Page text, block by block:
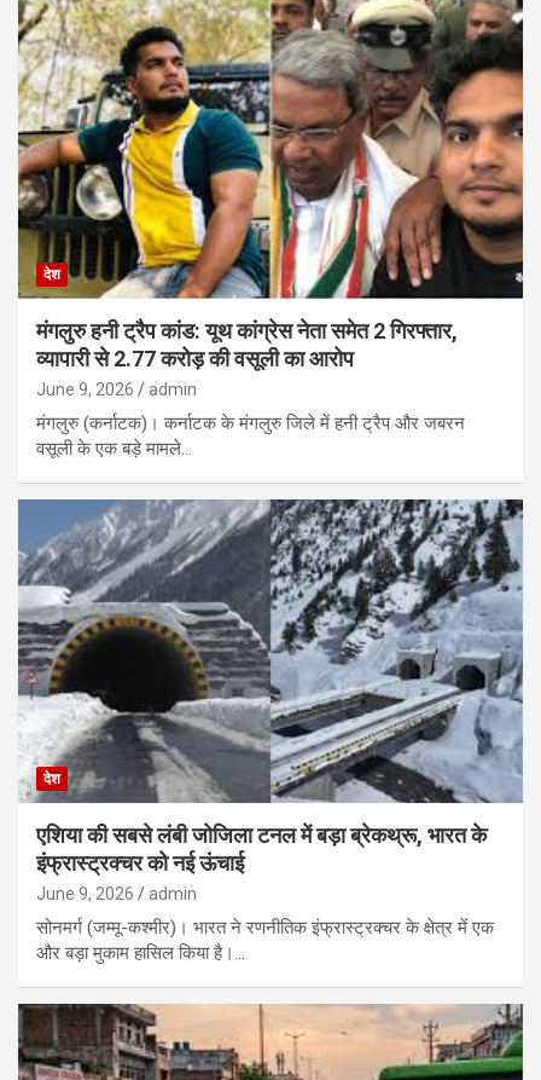
देश
मंगलुरु हनी ट्रैप कांड: यूथ कांग्रेस नेता समेत 2 गिरफ्तार,
व्यापारी से 2.77 करोड़ की वसूली का आरोप
June 9, 2026 admin
मंगलुरु (कर्नाटक)। कर्नाटक के मंगलुरु जिले में हनी ट्रैप और जबरन
वसूली के एक बड़े मामले…
देश
एशिया की सबसे लंबी जोजिला टनल में बड़ा ब्रेकथ्रू, भारत के
इंफ्रास्ट्रक्चर को नई ऊंचाई
June 9, 2026 admin
सोनमर्ग (जम्मू-कश्मीर)। भारत ने रणनीतिक इंफ्रास्ट्रक्चर के क्षेत्र में एक
और बड़ा मुकाम हासिल किया है।…